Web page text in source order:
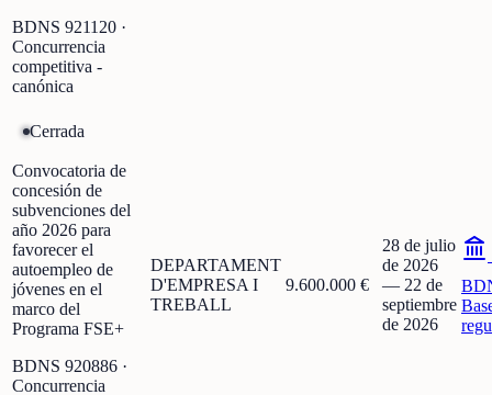
BDNS 921120 ·
Concurrencia
competitiva -
canónica
Cerrada
Convocatoria de
concesión de
subvenciones del
año 2026 para
favorecer el
autoempleo de
jóvenes en el
marco del
Programa FSE+
BDNS 920886 ·
Concurrencia
DEPARTAMENT
D'EMPRESA I
TREBALL
9.600.000 €
28 de julio
de 2026
— 22 de
septiembre
de 2026